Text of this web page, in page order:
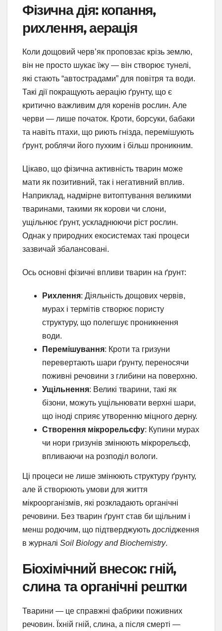
Фізична дія: копання,
рихлення, аерація
Коли дощовий черв’як проповзає крізь землю,
він не просто шукає їжу — він створює тунелі,
які стають “автострадами” для повітря та води.
Такі дії покращують аерацію ґрунту, що є
критично важливим для коренів рослин. Але
черви — лише початок. Кроти, борсуки, бабаки
та навіть птахи, що риють гнізда, перемішують
ґрунт, роблячи його пухким і більш проникним.
Цікаво, що фізична активність тварин може
мати як позитивний, так і негативний вплив.
Наприклад, надмірне витоптування великими
тваринами, такими як корови чи слони,
ущільнює ґрунт, ускладнюючи ріст рослин.
Однак у природних екосистемах такі процеси
зазвичай збалансовані.
Ось основні фізичні впливи тварин на ґрунт:
Рихлення: Діяльність дощових червів,
мурах і термітів створює пористу
структуру, що полегшує проникнення
води.
Перемішування: Кроти та гризуни
перевертають шари ґрунту, переносячи
поживні речовини з глибини на поверхню.
Ущільнення: Великі тварини, такі як
бізони, можуть ущільнювати верхні шари,
що іноді сприяє утворенню міцного дерну.
Створення мікрорельєфу: Купини мурах
чи нори гризунів змінюють мікрорельєф,
впливаючи на розподіл вологи.
Ці процеси не лише змінюють структуру ґрунту,
але й створюють умови для життя
мікроорганізмів, які розкладають органічні
речовини. Без тварин ґрунт став би щільним і
менш родючим, що підтверджують дослідження
в журналі Soil Biology and Biochemistry.
Біохімічний внесок: гній,
слина та органічні рештки
Тварини — це справжні фабрики поживних
речовин. Їхній гній, слина, а після смерті —